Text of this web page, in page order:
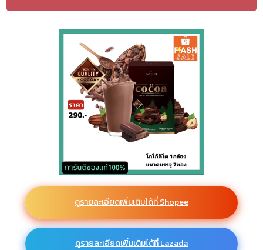
ดูรายละเอียดเพิ่มเติมได้ที่ Shopee
ดูรายละเอียดเพิ่มเติมได้ที่ Lazada